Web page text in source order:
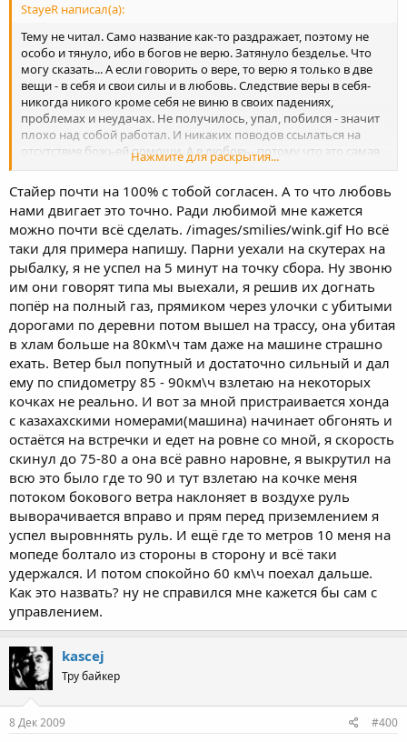
StayeR написал(а):
Тему не читал. Само название как-то раздражает, поэтому не
особо и тянуло, ибо в богов не верю. Затянуло безделье. Что
могу сказать... А если говорить о вере, то верю я только в две
вещи - в себя и свои силы и в любовь. Следствие веры в себя-
никогда никого кроме себя не виню в своих падениях,
проблемах и неудачах. Не получилось, упал, побился - значит
плохо над собой работал. И никаких поводов ссылаться на
отсутствие божьей помощи. А в любовь- потому что это самая
мощная движущая сила в жизни. Именно ради нее
совершается большинство подвигов и просто поступков,
требующих волевых, порой очень серьезных, смелых и
оперативных решений. Любовь- это единственное настоящее
из того, что мы имеем и можем иметь. Все остальное ,что нас
окружает- родственные и дружеские связи, карьера,
корпорации и корпоративные стандарты (одна только
фальшивая корпоративная улыбка чего стоит!), стереотипы
социума и соц.обряды типа классических свадеб, где в глаза
одно, а за глаза другое - это все ненастоящее, просто иллюзия.
Создатели "Матрицы" во многом оказались правы. Бог мертв
(с) Ницше
Нажмите для раскрытия...
Стайер почти на 100% с тобой согласен. А то что любовь
нами двигает это точно. Ради любимой мне кажется
можно почти всё сделать. /images/smilies/wink.gif Но всё
таки для примера напишу. Парни уехали на скутерах на
рыбалку, я не успел на 5 минут на точку сбора. Ну звоню
им они говорят типа мы выехали, я решив их догнать
попёр на полный газ, прямиком через улочки с убитыми
дорогами по деревни потом вышел на трассу, она убитая
в хлам больше на 80км\ч там даже на машине страшно
ехать. Ветер был попутный и достаточно сильный и дал
ему по спидометру 85 - 90км\ч взлетаю на некоторых
кочках не реально. И вот за мной пристраивается хонда
с казахахскими номерами(машина) начинает обгонять и
остаётся на встречки и едет на ровне со мной, я скорость
скинул до 75-80 а она всё равно наровне, я выкрутил на
всю это было где то 90 и тут взлетаю на кочке меня
потоком бокового ветра наклоняет в воздухе руль
выворачивается вправо и прям перед приземлением я
успел выровннять руль. И ещё где то метров 10 меня на
мопеде болтало из стороны в сторону и всё таки
удержался. И потом спокойно 60 км\ч поехал дальше.
Как это назвать? ну не справился мне кажется бы сам с
управлением.
kascej
Тру байкер
8 Дек 2009 #400